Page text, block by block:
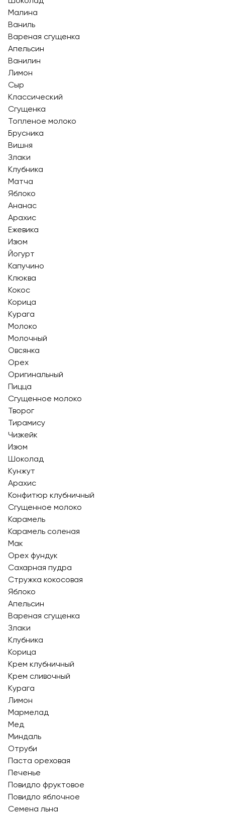
Малина
Ваниль
Вареная сгущенка
Апельсин
Ванилин
Лимон
Сыр
Классический
Сгущенка
Топленое молоко
Брусника
Вишня
Злаки
Клубника
Матча
Яблоко
Ананас
Арахис
Ежевика
Изюм
Йогурт
Капучино
Клюква
Кокос
Корица
Курага
Молоко
Молочный
Овсянка
Орех
Оригинальный
Пицца
Сгущенное молоко
Творог
Тирамису
Чизкейк
Изюм
Шоколад
Кунжут
Арахис
Конфитюр клубничный
Сгущенное молоко
Карамель
Карамель соленая
Мак
Орех фундук
Сахарная пудра
Стружка кокосовая
Яблоко
Апельсин
Вареная сгущенка
Злаки
Клубника
Корица
Крем клубничный
Крем сливочный
Курага
Лимон
Мармелад
Мед
Миндаль
Отруби
Паста ореховая
Печенье
Повидло фруктовое
Повидло яблочное
Семена льна